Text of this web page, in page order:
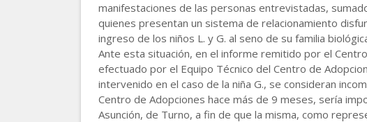
manifestaciones de las personas entrevistadas,
quienes presentan un sistema de relacionamiento
ingreso de los niños L. y G. al seno de su familia
Ante esta situación, en el informe remitido por el
efectuado por el Equipo Técnico del Centro de
intervenido en el caso de la niña G., se consideran
Centro de Adopciones hace más de 9 meses, sería
Asunción, de Turno, a fin de que la misma, como